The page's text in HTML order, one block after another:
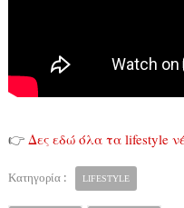
👉 Δες εδώ όλα τα lifestyle
Κατηγορία : LIFESTYLE